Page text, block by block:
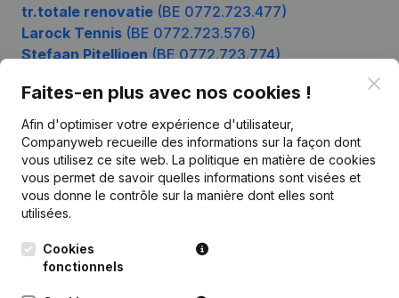
tr.totale renovatie (BE 0772.723.477)
Larock Tennis (BE 0772.723.576)
Stefaan Pitellioen(BE 0772.723.774)
Faites-en plus avec nos cookies !
Afin d'optimiser votre expérience d'utilisateur,
Companyweb recueille des informations sur la façon dont
vous utilisez ce site web. La politique en matière de cookies
vous permet de savoir quelles informations sont visées et
vous donne le contrôle sur la manière dont elles sont
utilisées.
Cookies
fonctionnels
Français
Kantorenpark Everest
Leuvensesteenweg
Produit
Informations d’entreprise
Monitoring